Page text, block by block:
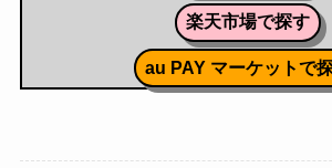
楽天市場で探す
au PAY マーケットで